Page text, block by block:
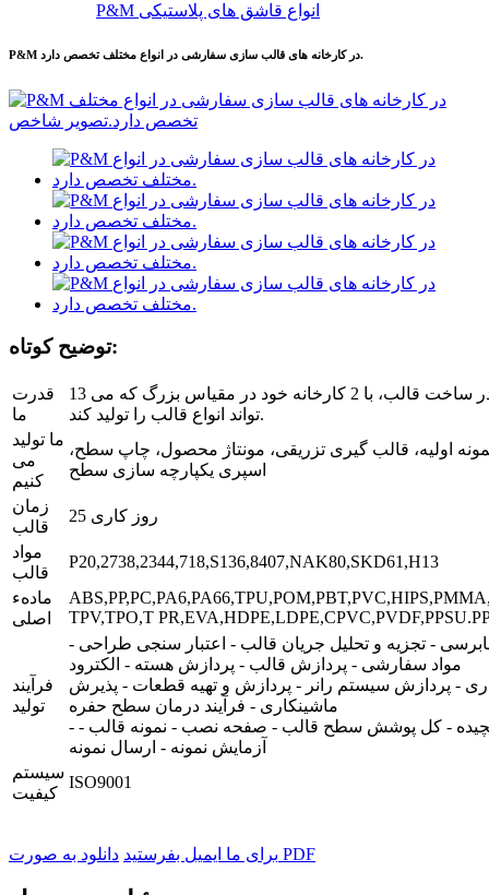
P&M انواع قاشق های پلاستیکی
P&M در کارخانه های قالب سازی سفارشی در انواع مختلف تخصص دارد.
توضیح کوتاه:
قدرت
ما
13 سال تجربه در ساخت قالب، با 2 کارخانه خود در مقیاس بزرگ که می
تواند انواع قالب را تولید کند.
ما تولید
می
کنیم
اولیه، قالب گیری تزریقی، مونتاژ محصول، چاپ سطح،
اسپری یکپارچه سازی سطح
زمان
قالب
25 روز کاری
مواد
قالب
P20,2738,2344,718,S136,8407,NAK80,SKD61,H13
مادهء
اصلی
TPV,TPO,T
فرآیند
تولید
- تجزیه و تحلیل جریان قالب - اعتبار سنجی طراحی -
مواد سفارشی - پردازش قالب - پردازش هسته - الکترود
- پردازش سیستم رانر - پردازش و تهیه قطعات - پذیرش
ماشینکاری - فرآیند درمان سطح حفره
- قالب حالت پیچیده - کل پوشش سطح قالب - صفحه نصب - نمونه قالب -
آزمایش نمونه - ارسال نمونه
سیستم
کیفیت
ISO9001
برای ما ایمیل بفرستید دانلود به صورت PDF